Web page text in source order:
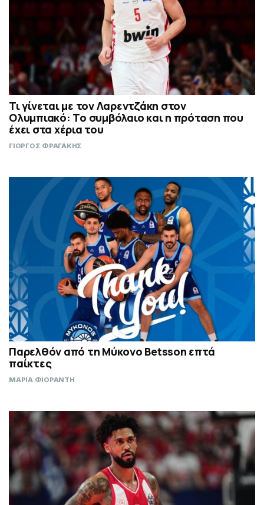
Τι γίνεται με τον Λαρεντζάκη στον
Ολυμπιακό: Το συμβόλαιο και η πρόταση που
έχει στα χέρια του
ΓΙΩΡΓΟΣ ΦΡΑΓΑΚΗΣ
Παρελθόν από τη Μύκονο Betsson επτά
παίκτες
ΜΑΡΙΑ ΦΙΟΡΑΝΤΗ